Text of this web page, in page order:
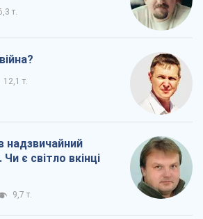
т.
12,1 т.
надзвичайний
є світло вкінці
9,7 т.